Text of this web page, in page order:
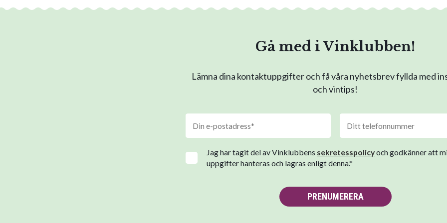
Gå med i Vinklubben!
Lämna dina kontaktuppgifter och få våra nyhetsbrev fyllda med
och vintips!
Jag har tagit del av Vinklubbens sekretesspolicyoch godkänner att
uppgifter hanteras och lagras enligt denna.*
PRENUMERERA